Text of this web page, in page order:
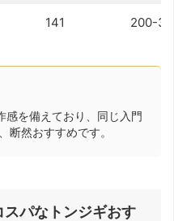
141 200-
感を備えており、同じ入門
断然おすすめです。
スパなトンジギおす